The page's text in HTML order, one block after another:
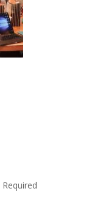
Required